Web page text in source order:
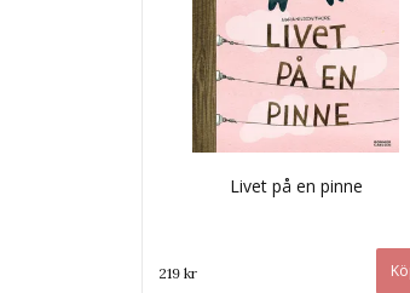
Livet på en pinne
219 kr